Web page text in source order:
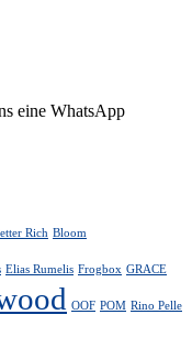
eine WhatsApp
Rich Bloom
Elias Rumelis Frogbox GRACE
OOF POM Rino Pelle